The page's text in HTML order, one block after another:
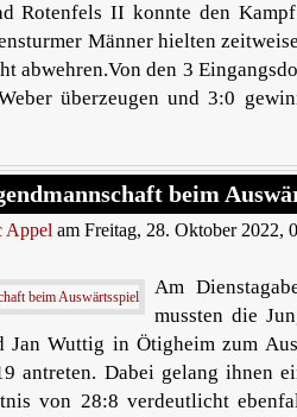
Rotenfels II konnte den
Männer hielten
abwehren.Von den 3
überzeugen und 3:0
beim
Appel am Freitag, 28. Oktober 2022,
Am
mussten die
Jan Wuttig in Ötigheim zum
antreten. Dabei gelang ihnen
von 28:8 verdeutlicht